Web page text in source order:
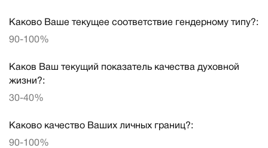
Каково Ваше текущее соответствие гендерному типу?:
90-100%
Каков Ваш текущий показатель качества духовной
жизни?:
30-40%
Каково качество Ваших личных границ?:
90-100%